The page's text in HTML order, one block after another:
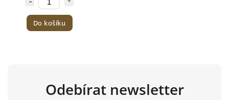
Do košíku
Odebírat newsletter